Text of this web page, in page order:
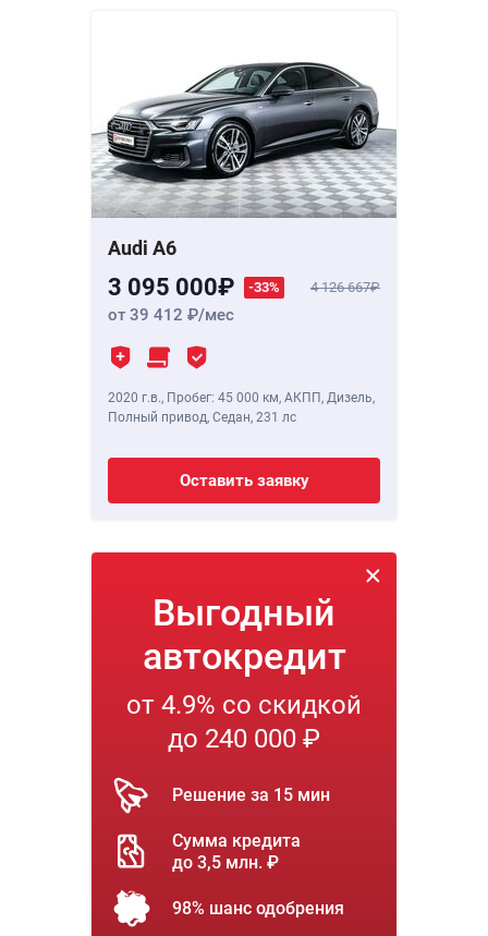
Audi A6
3 095 000 -33% 4 126 667
от 39 412 /мес
2020 г.в., Пробег: 45 000 км, АКПП, Дизель,
Полный привод, Седан, 231 лс
Оставить заявку
Выгодный
автокредит
от 4.9% со скидкой
до 240 000 ₽
Решение за 15 мин
Сумма кредита
до 3,5 млн. ₽
98% шанс одобрения